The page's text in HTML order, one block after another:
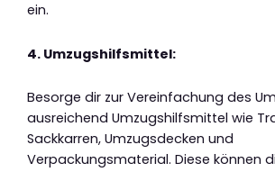
ein.
4. Umzugshilfsmittel:
Besorge dir zur Vereinfachung des
ausreichend Umzugshilfsmittel wie
Sackkarren, Umzugsdecken und
Verpackungsmaterial. Diese können